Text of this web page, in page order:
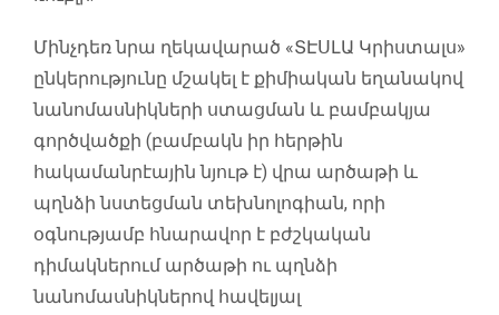
Մինչդեռ նրա ղեկավարած «ՏԷՍԼԱ Կրիստալս»
ընկերությունը մշակել է քիմիական եղանակով
նանոմասնիկների ստացման և բամբակյա
գործվածքի (բամբակն իր հերթին
հակամանրէային նյութ է) վրա արծաթի և
պղնձի նստեցման տեխնոլոգիան, որի
օգնությամբ հնարավոր է բժշկական
դիմակներում արծաթի ու պղնձի
նանոմասնիկներով հավելյալ